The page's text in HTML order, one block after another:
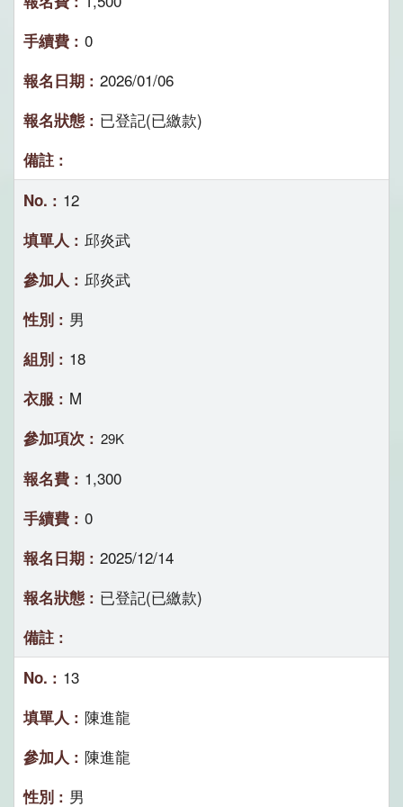
0
2026/01/06
已登記(已繳款)
12
邱炎武
邱炎武
男
18
M
29K
1,300
0
2025/12/14
已登記(已繳款)
13
陳進龍
陳進龍
男